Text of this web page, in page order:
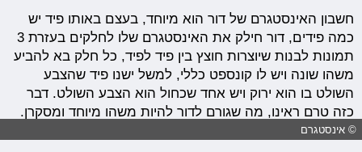
חשבון האינסטגרם של דור הוא מיוחד, בעצם באותו פיד יש
כמה פידים, דור חילק את האינסטגרם שלו לחלקים בעזרת 3
תמונות לבנות שיוצרות חוצץ בין פיד לפיד, כל חלק בא להביע
משהו שונה ויש לו קונספט כללי, למשל ישנו פיד שהצבע
השולט בו הוא ירוק ויש אחד שכחול הוא הצבע השולט. דבר
כזה טרם ראינו, מה שגורם לדור להיות משהו מיוחד ומסקרן.
© אינסטגרם